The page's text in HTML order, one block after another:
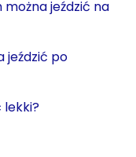
jeździć na
jeździć po
lekki?